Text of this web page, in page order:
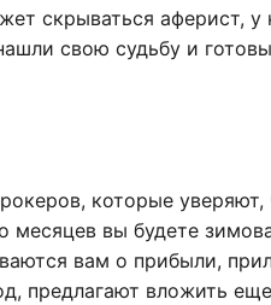
скрываться аферист, у
свою судьбу и
которые уверяют,
месяцев вы будете
вам о прибыли,
предлагают вложить